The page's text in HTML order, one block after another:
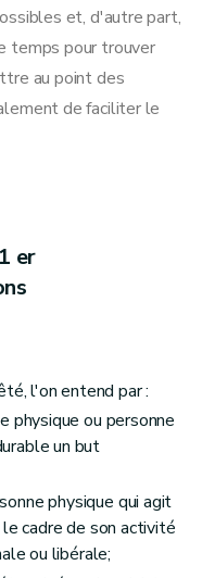
et, d'autre part,
temps pour trouver
au point des
de faciliter le
er
l'on entend par :
physique ou personne
un but
physique qui agit
cadre de son activité
ou libérale;